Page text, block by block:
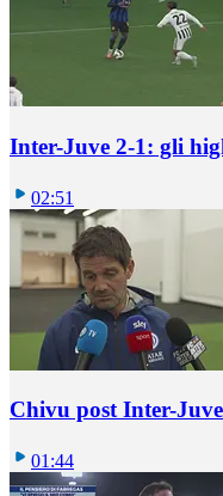
Inter-Juve 2-1: gli
02:51
Chivu post Inter-
01:44